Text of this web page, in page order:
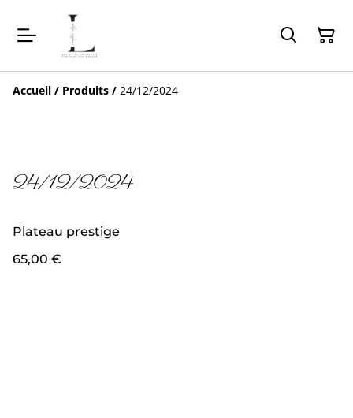
Accueil / Produits / 24/12/2024
24/12/2024
Plateau prestige
65,00 €